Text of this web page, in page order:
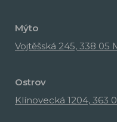
Mýto
Vojtěšská 245, 338 05
Ostrov
Klínovecká 1204, 363